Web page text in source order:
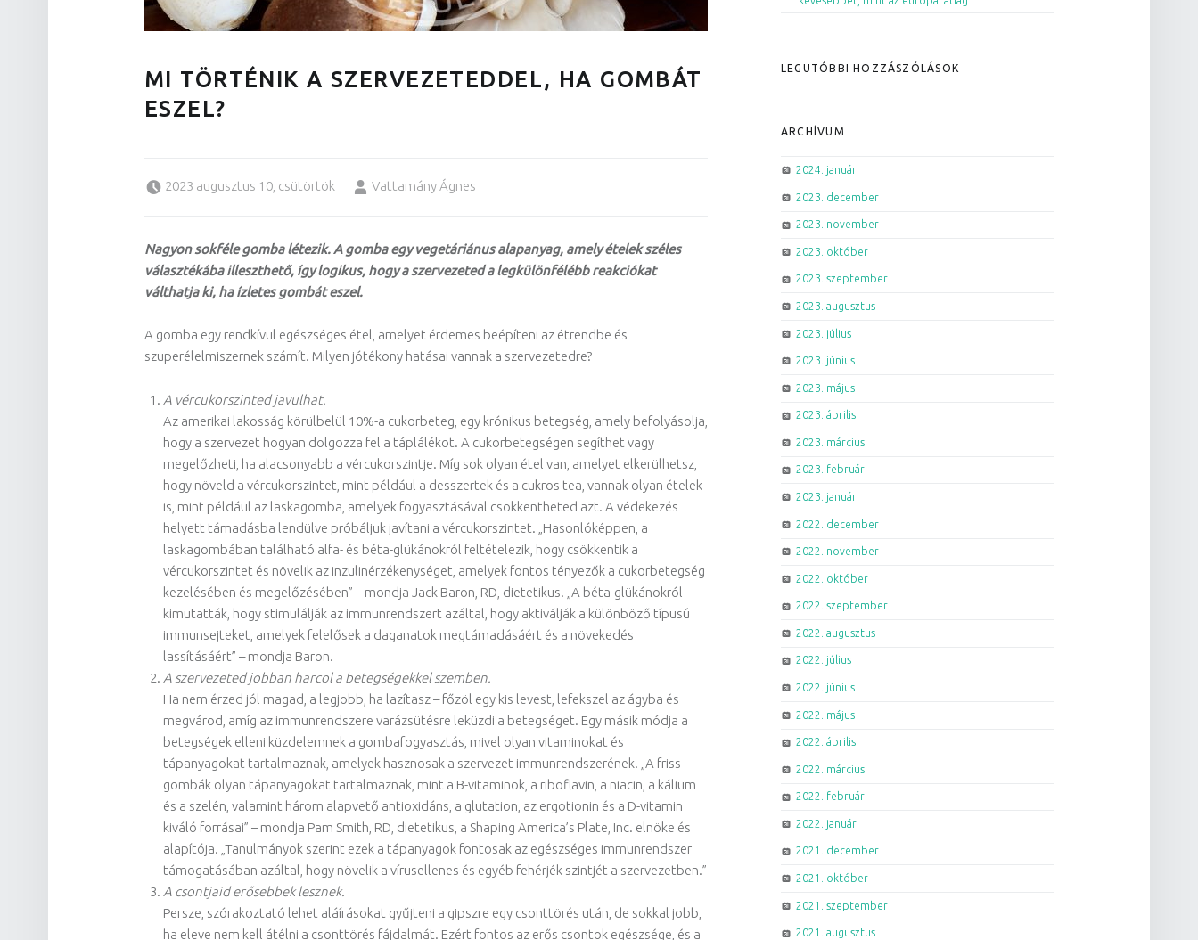
MI TÖRTÉNIK A SZERVEZETEDDEL, HA GOMBÁT
ESZEL?
2023 augusztus 10, csütörtök Vattamány Ágnes
Nagyon sokféle gomba létezik. A gomba egy vegetáriánus alapanyag, amely ételek széles
választékába illeszthető, így logikus, hogy a szervezeted a legkülönfélébb reakciókat
válthatja ki, ha ízletes gombát eszel.
A gomba egy rendkívül egészséges étel, amelyet érdemes beépíteni az étrendbe és
szuperélelmiszernek számít. Milyen jótékony hatásai vannak a szervezetedre?
A vércukorszinted javulhat.
Az amerikai lakosság körülbelül 10%-a cukorbeteg, egy krónikus betegség, amely befolyásolja,
hogy a szervezet hogyan dolgozza fel a táplálékot. A cukorbetegségen segíthet vagy
megelőzheti, ha alacsonyabb a vércukorszintje. Míg sok olyan étel van, amelyet elkerülhetsz,
hogy növeld a vércukorszintet, mint például a desszertek és a cukros tea, vannak olyan ételek
is, mint például az laskagomba, amelyek fogyasztásával csökkentheted azt. A védekezés
helyett támadásba lendülve próbáljuk javítani a vércukorszintet. „Hasonlóképpen, a
laskagombában található alfa- és béta-glükánokról feltételezik, hogy csökkentik a
vércukorszintet és növelik az inzulinérzékenységet, amelyek fontos tényezők a cukorbetegség
kezelésében és megelőzésében” – mondja Jack Baron, RD, dietetikus. „A béta-glükánokról
kimutatták, hogy stimulálják az immunrendszert azáltal, hogy aktiválják a különböző típusú
immunsejteket, amelyek felelősek a daganatok megtámadásáért és a növekedés
lassításáért” – mondja Baron.
A szervezeted jobban harcol a betegségekkel szemben.
Ha nem érzed jól magad, a legjobb, ha lazítasz – főzöl egy kis levest, lefekszel az ágyba és
megvárod, amíg az immunrendszere varázsütésre leküzdi a betegséget. Egy másik módja a
betegségek elleni küzdelemnek a gombafogyasztás, mivel olyan vitaminokat és
tápanyagokat tartalmaznak, amelyek hasznosak a szervezet immunrendszerének. „A friss
gombák olyan tápanyagokat tartalmaznak, mint a B-vitaminok, a riboflavin, a niacin, a kálium
és a szelén, valamint három alapvető antioxidáns, a glutation, az ergotionin és a D-vitamin
kiváló forrásai” – mondja Pam Smith, RD, dietetikus, a Shaping America’s Plate, Inc. elnöke és
alapítója. „Tanulmányok szerint ezek a tápanyagok fontosak az egészséges immunrendszer
támogatásában azáltal, hogy növelik a vírusellenes és egyéb fehérjék szintjét a szervezetben.”
A csontjaid erősebbek lesznek.
Persze, szórakoztató lehet aláírásokat gyűjteni a gipszre egy csonttörés után, de sokkal jobb,
ha eleve nem kell átélni a csonttörés fájdalmát. Ezért fontos az erős csontok egészsége, és a
LEGUTÓBBI HOZZÁSZÓLÁSOK
ARCHÍVUM
2024. január
2023. december
2023. november
2023. október
2023. szeptember
2023. augusztus
2023. július
2023. június
2023. május
2023. április
2023. március
2023. február
2023. január
2022. december
2022. november
2022. október
2022. szeptember
2022. augusztus
2022. július
2022. június
2022. május
2022. április
2022. március
2022. február
2022. január
2021. december
2021. október
2021. szeptember
2021. augusztus